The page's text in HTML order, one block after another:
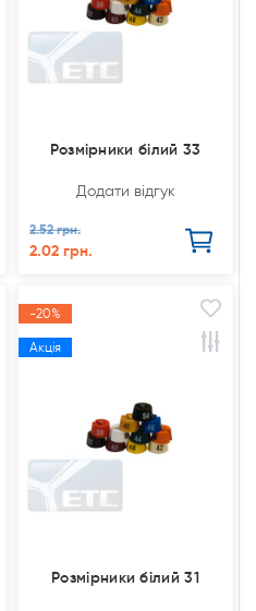
Розмірники білий 33
Додати відгук
2.52 грн.
2.02 грн.
-20%
Акція
Розмірники білий 31